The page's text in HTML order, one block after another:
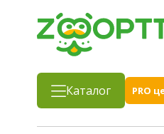
Каталог
PRO